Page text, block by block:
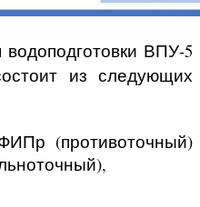
ВПУ-5
из следующих
(противоточный)